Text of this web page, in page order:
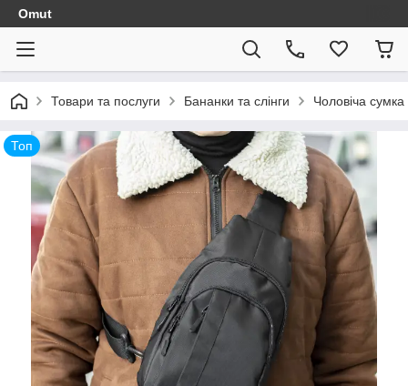
Omut
Товари та послуги Бананки та слінги Чоловіча
Топ